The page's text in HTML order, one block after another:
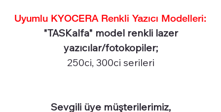
Uyumlu KYOCERA Renkli Yazıcı Modelleri:
"TASKalfa" model renkli lazer
yazıcılar/fotokopiler;
250ci, 300ci serileri
Sevgili üye müşterilerimiz,